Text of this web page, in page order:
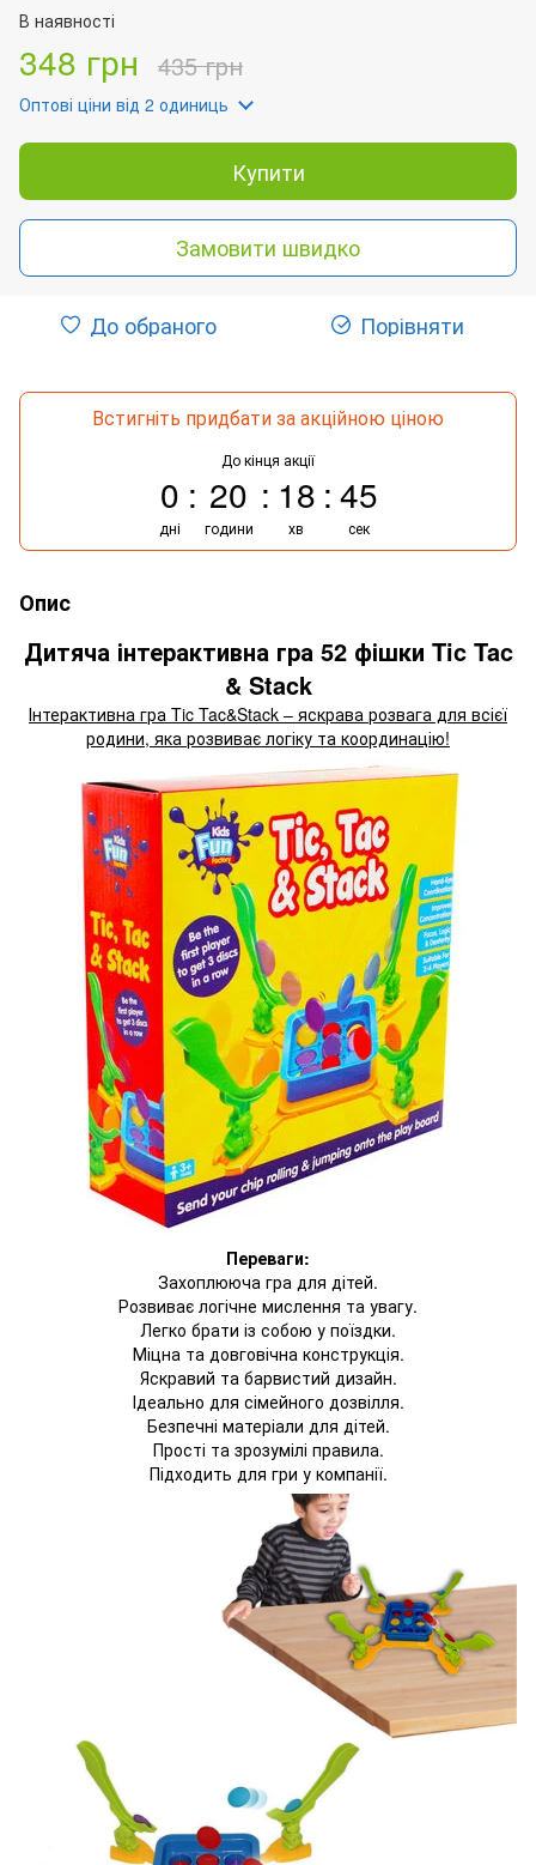
В наявності
348 грн 435 грн
Оптові ціни від 2 одиниць
Купити
Замовити швидко
До обраного Порівняти
Встигніть придбати за акційною ціною
До кінця акції
0
дні
20
години
18
хв
44
сек
Опис
Дитяча інтерактивна гра 52 фішки Tic Tac
& Stack
Інтерактивна гра Tic Tac&Stack – яскрава розвага для всієї
родини, яка розвиває логіку та координацію!
Переваги:
Захоплююча гра для дітей.
Розвиває логічне мислення та увагу.
Легко брати із собою у поїздки.
Міцна та довговічна конструкція.
Яскравий та барвистий дизайн.
Ідеально для сімейного дозвілля.
Безпечні матеріали для дітей.
Прості та зрозумілі правила.
Підходить для гри у компанії.